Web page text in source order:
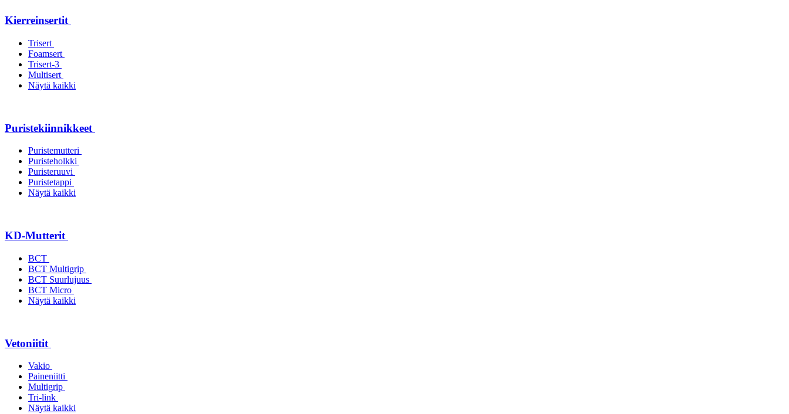
Kierreinsertit
Trisert
Foamsert
Trisert-3
Multisert
Näytä kaikki
Puristekiinnikkeet
Puristemutteri
Puristeholkki
Puristeruuvi
Puristetappi
Näytä kaikki
KD-Mutterit
BCT
BCT Multigrip
BCT Suurlujuus
BCT Micro
Näytä kaikki
Vetoniitit
Vakio
Paineniitti
Multigrip
Tri-link
Näytä kaikki